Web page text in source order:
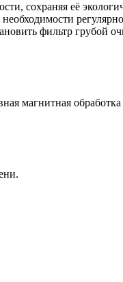
сохраняя её
фильтр грубой
магнитная